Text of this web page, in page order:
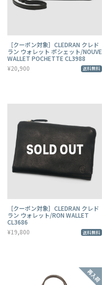
［クーポン対象］CLEDRAN クレド
ラン ウォレット ポシェット/NOUVE
WALLET POCHETTE CL3988
¥20,900
送料無料
［クーポン対象］CLEDRAN クレド
ラン ウォレット/RON WALLET
CL3686
¥19,800
送料無料